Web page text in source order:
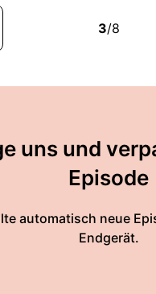
3/8
uns und
Episode
automatisch neue
Endgerät.